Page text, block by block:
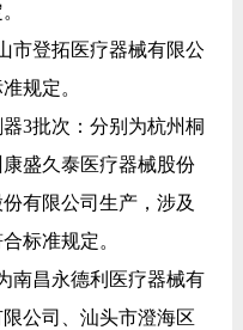
登拓医疗器械有限公
规定。
3批次：分别为杭州桐
盛久泰医疗器械股份
有限公司生产，涉及
标准规定。
昌永德利医疗器械有
公司、汕头市澄海区